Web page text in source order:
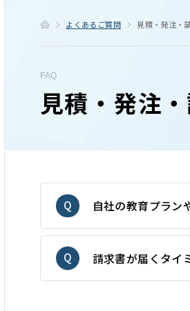
よくあるご質問 見積・発注・
FAQ
見積・発注
自社の教育プラン
請求書が届くタイ